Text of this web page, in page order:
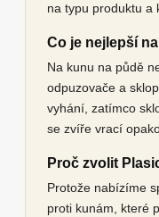
na typu produktu a
Co je nejlepší
Na kunu na půdě
odpuzovače a
vyhání, zatímco
se zvíře vrací
Proč zvolit
Protože nabízíme
proti kunám, které